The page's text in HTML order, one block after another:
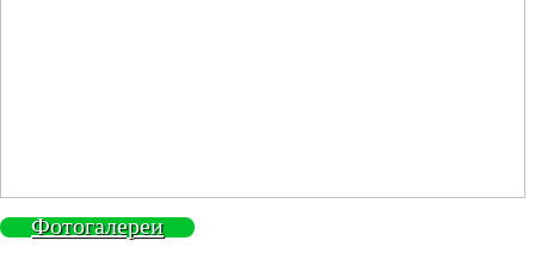
Фотогалереи